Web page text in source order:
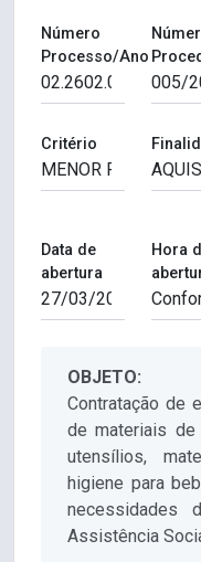
Número
Processo/Ano
Critério
Data de
abertura
Hora
OBJETO:
Contratação de
de materiais
utensílios,
higiene para
necessidades
Assistência